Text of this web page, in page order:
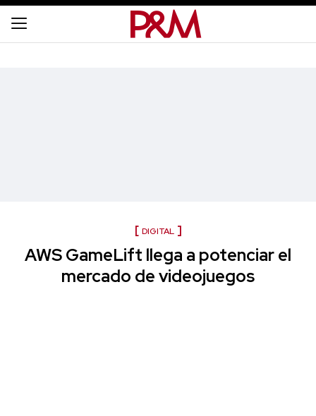
DIGITAL
AWS GameLift llega a potenciar el
mercado de videojuegos